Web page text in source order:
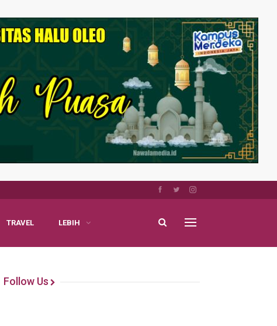
TRAVEL LEBIH
Follow Us